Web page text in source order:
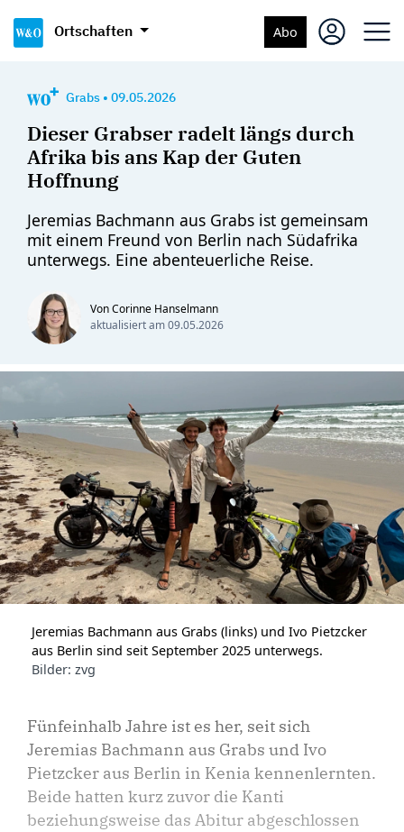
Ortschaften Abo
Grabs • 09.05.2026
Dieser Grabser radelt längs durch
Afrika bis ans Kap der Guten
Hoffnung
Jeremias Bachmann aus Grabs ist gemeinsam
mit einem Freund von Berlin nach Südafrika
unterwegs. Eine abenteuerliche Reise.
Von Corinne Hanselmann
aktualisiert am09.05.2026
Jeremias Bachmann aus Grabs (links) und Ivo Pietzcker
aus Berlin sind seit September 2025 unterwegs.
Bilder: zvg
Fünfeinhalb Jahre ist es her, seit sich
Jeremias Bachmann aus Grabs und Ivo
Pietzcker aus Berlin in Kenia kennenlernten.
Beide hatten kurz zuvor die Kanti
beziehungsweise das Abitur abgeschlossen